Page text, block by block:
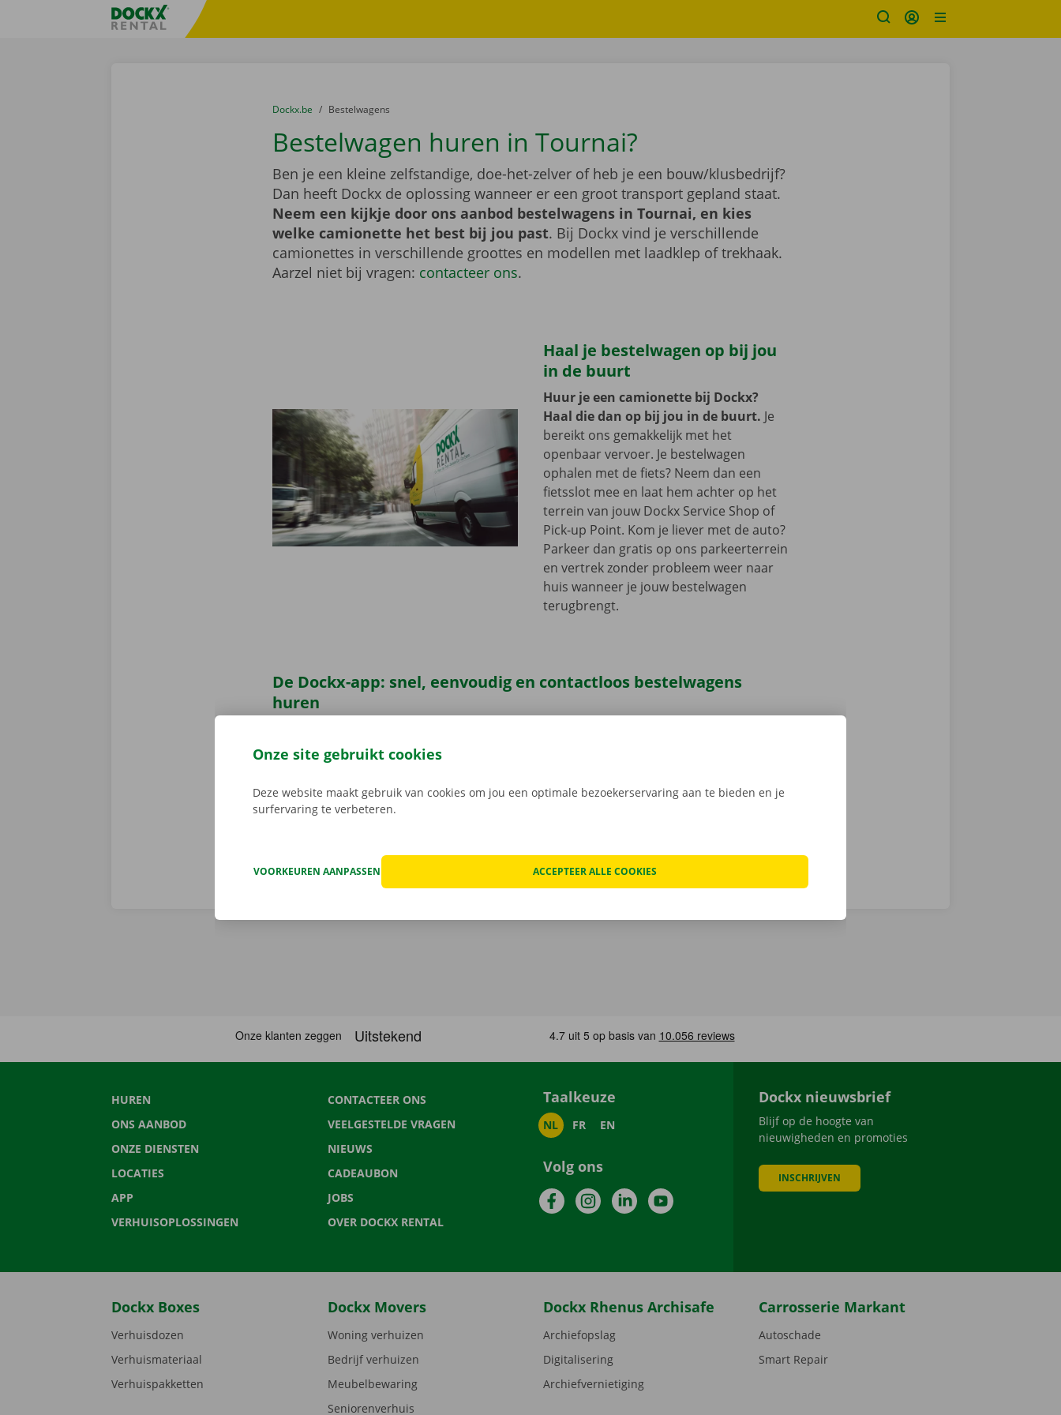
Taalselectie overslaanFratello DEMO
U bevindt zich hier:
van
Dockx.be naar
Bestelwagens
Bestelwagen huren in Tournai?
Ben je een kleine zelfstandige, doe-het-zelver of heb je een bouw/klusbedrijf?
Dan heeft Dockx de oplossing wanneer er een groot transport gepland staat.
Neem een kijkje door ons aanbod bestelwagens in Tournai, en kies
welke camionette het best bij jou past. Bij Dockx vind je verschillende
camionettes in verschillende groottes en modellen met laadklep of trekhaak.
Aarzel niet bij vragen: contacteer ons.
Haal je bestelwagen op bij jou
in de buurt
Huur je een camionette bij Dockx?
Haal die dan op bij jou in de buurt. Je
bereikt ons gemakkelijk met het
openbaar vervoer. Je bestelwagen
ophalen met de fiets? Neem dan een
fietsslot mee en laat hem achter op het
terrein van jouw Dockx Service Shop of
Pick-up Point. Kom je liever met de auto?
Parkeer dan gratis op ons parkeerterrein
en vertrek zonder probleem weer naar
huis wanneer je jouw bestelwagen
terugbrengt.
De Dockx-app: snel, eenvoudig en contactloos bestelwagens
huren
camionette, deze open je gemakkelijk met jouw digitale sleutel. Je bent zo op weg: kies
je afhaalpunt, maak je keuze uit het aanbod voertuigen, reken af en je bent klaar om te
vertrekken. Download de gratis app nu voor
Android Apple
HUREN
ONS AANBOD
ONZE DIENSTEN
LOCATIES
APP
VERHUISOPLOSSINGEN
CONTACTEER ONS
VEELGESTELDE VRAGEN
NIEUWS
CADEAUBON
JOBS
OVER DOCKX RENTAL
Taalkeuze
NL FR EN
Volg ons
FacebookInstagramLinkedInYouTube
Dockx nieuwsbrief
Blijf op de hoogte van
nieuwigheden en promoties
INSCHRIJVEN
Dockx Boxes
Verhuisdozen
Verhuismateriaal
Verhuispakketten
Dockx Movers
Woning verhuizen
Bedrijf verhuizen
Meubelbewaring
Seniorenverhuis
Dockx Rhenus Archisafe
Archiefopslag
Digitalisering
Archiefvernietiging
Carrosserie Markant
Autoschade
Smart Repair
Onze site gebruikt cookies
Deze website maakt gebruik van cookies om jou een optimale bezoekerservaring aan te bieden en je
surfervaring te verbeteren.
VOORKEUREN AANPASSEN ACCEPTEER ALLE COOKIES